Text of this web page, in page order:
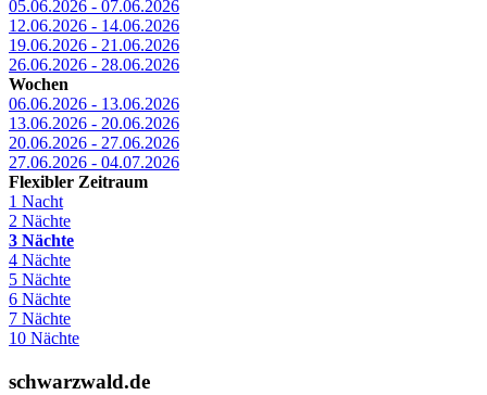
05.06.2026 - 07.06.2026
12.06.2026 - 14.06.2026
19.06.2026 - 21.06.2026
26.06.2026 - 28.06.2026
Wochen
06.06.2026 - 13.06.2026
13.06.2026 - 20.06.2026
20.06.2026 - 27.06.2026
27.06.2026 - 04.07.2026
Flexibler Zeitraum
1 Nacht
2 Nächte
3 Nächte
4 Nächte
5 Nächte
6 Nächte
7 Nächte
10 Nächte
schwarzwald.de